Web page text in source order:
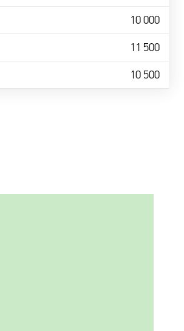
10 000
11 500
10 500